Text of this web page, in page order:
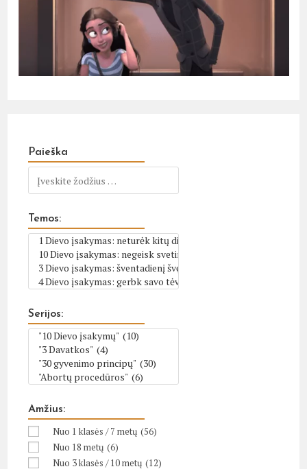
Paieška
Temos:
Serijos:
Amžius:
Nuo 1 klasės / 7 metų (56)
Nuo 18 metų (6)
Nuo 3 klasės / 10 metų (12)